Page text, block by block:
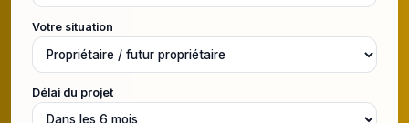
Votre situation
Délai du projet